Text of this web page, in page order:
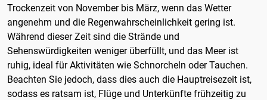
Trockenzeit von November bis März, wenn das Wetter
angenehm und die Regenwahrscheinlichkeit gering ist.
Während dieser Zeit sind die Strände und
Sehenswürdigkeiten weniger überfüllt, und das Meer ist
ruhig, ideal für Aktivitäten wie Schnorcheln oder Tauchen.
Beachten Sie jedoch, dass dies auch die Hauptreisezeit ist,
sodass es ratsam ist, Flüge und Unterkünfte frühzeitig zu